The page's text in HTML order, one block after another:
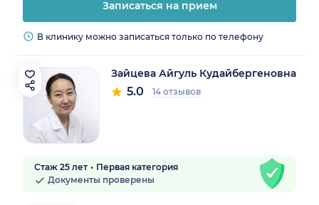
Записаться на прием
В клинику можно записаться только по телефону
Зайцева Айгуль Кудайбергеновна
5.0 14 отзывов
Стаж 25 лет
Первая категория
Документы проверены